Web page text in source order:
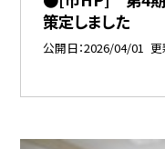
策定しました
公開日 2026/04/01 更